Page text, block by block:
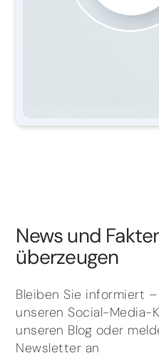
News und
überzeugen
Bleiben Sie informiert
unseren Social-Media-
unseren Blog oder
Newsletter an